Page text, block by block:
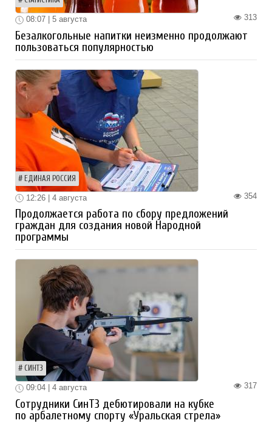
313
08:07 | 5 августа
Безалкогольные напитки неизменно продолжают
пользоваться популярностью
ЕДИНАЯ РОССИЯ
354
12:26 | 4 августа
Продолжается работа по сбору предложений
граждан для создания новой Народной
программы
СИНТЗ
317
09:04 | 4 августа
Сотрудники СинТЗ дебютировали на кубке
по арбалетному спорту «Уральская стрела»